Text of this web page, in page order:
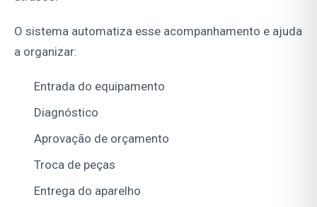
O sistema automatiza esse acompanhamento e ajuda
a organizar:
Entrada do equipamento
Diagnóstico
Aprovação de orçamento
Troca de peças
Entrega do aparelho